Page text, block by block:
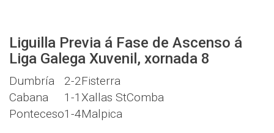
Liguilla Previa á Fase de Ascenso á
Liga Galega Xuvenil, xornada 8
Dumbría 2-2Fisterra
Cabana
1-1 Xallas StComba
Ponteceso1-4Malpica